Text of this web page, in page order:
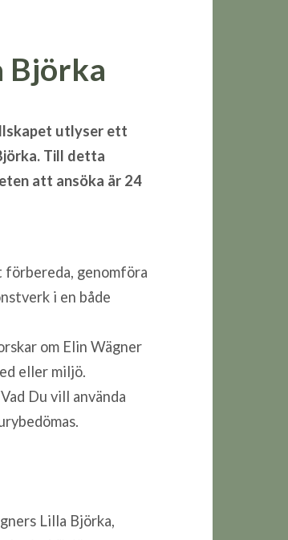
Björka
utlyser ett
Till detta
att ansöka är 24
förbereda, genomföra
i en både
om Elin Wägner
eller miljö.
Du vill använda
Lilla Björka,